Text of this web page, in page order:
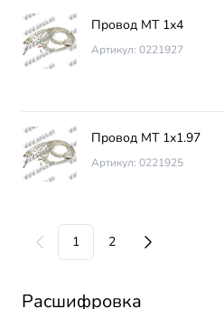
Провод МТ 1х4
Артикул: 0221927
Провод МТ 1х1.97
Артикул: 0221925
1 2
Расшифровка